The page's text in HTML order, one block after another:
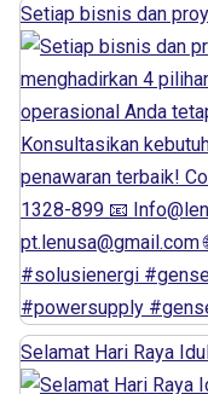
Setiap bisnis dan
Selamat Hari Raya